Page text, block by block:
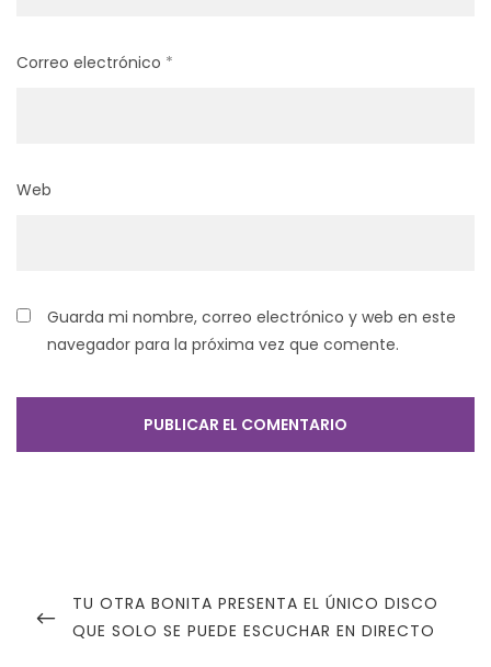
Correo electrónico *
Web
Guarda mi nombre, correo electrónico y web en este
navegador para la próxima vez que comente.
de
entradas
PREVIOUS
POST
TU OTRA BONITA PRESENTA EL ÚNICO DISCO
QUE SOLO SE PUEDE ESCUCHAR EN DIRECTO